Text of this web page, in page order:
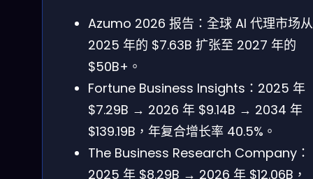
Azumo 2026 报告：全球 AI 代理市场从
2025 年的 $7.63B 扩张至 2027 年的
$50B+。
Fortune Business Insights：2025 年
$7.29B → 2026 年 $9.14B → 2034 年
$139.19B，年复合增长率 40.5%。
The Business Research Company：
2025 年 $8.29B → 2026 年 $12.06B，